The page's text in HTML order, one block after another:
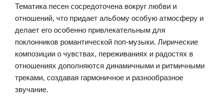
Тематика песен сосредоточена вокруг любви и
отношений, что придает альбому особую атмосферу и
делает его особенно привлекательным для
поклонников романтической поп-музыки. Лирические
композиции о чувствах, переживаниях и радостях в
отношениях дополняются динамичными и ритмичными
треками, создавая гармоничное и разнообразное
звучание.